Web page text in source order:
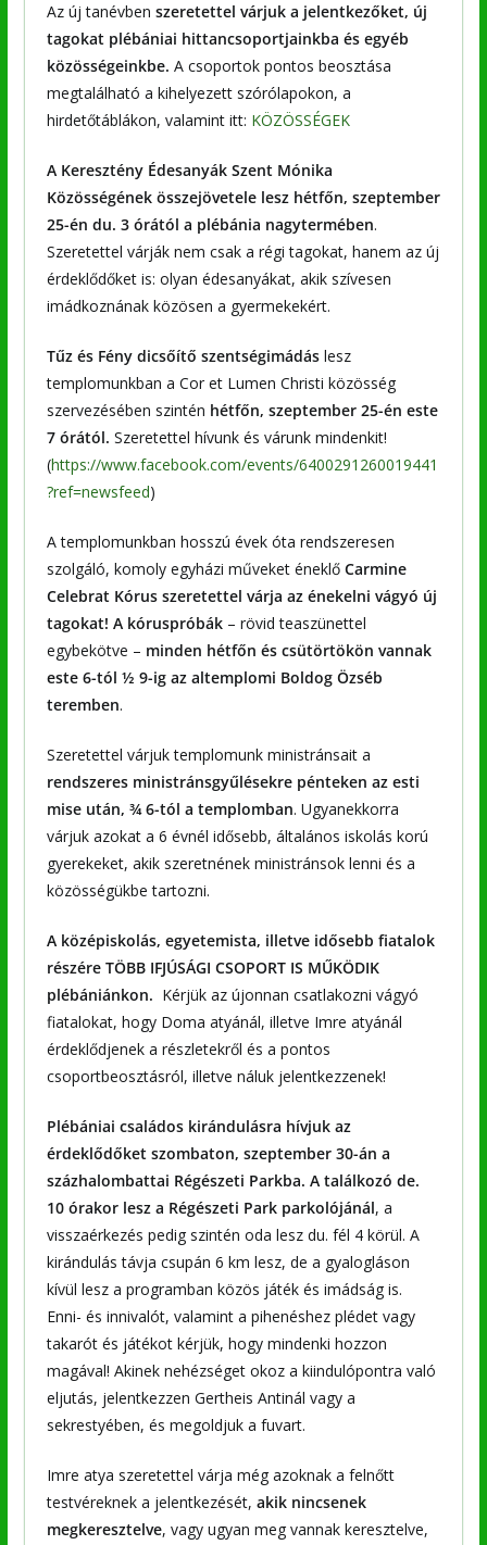
Az új tanévben szeretettel várjuk a jelentkezőket, új
tagokat plébániai hittancsoportjainkba és egyéb
közösségeinkbe. A csoportok pontos beosztása
megtalálható a kihelyezett szórólapokon, a
hirdetőtáblákon, valamint itt: KÖZÖSSÉGEK
A Keresztény Édesanyák Szent Mónika
Közösségének összejövetele lesz hétfőn, szeptember
25-én du. 3 órától a plébánia nagytermében.
Szeretettel várják nem csak a régi tagokat, hanem az új
érdeklődőket is: olyan édesanyákat, akik szívesen
imádkoznának közösen a gyermekekért.
Tűz és Fény dicsőítő szentségimádáslesz
templomunkban a Cor et Lumen Christi közösség
szervezésében szintén hétfőn, szeptember 25-én este
7 órától. Szeretettel hívunk és várunk mindenkit!
(https://www.facebook.com/events/6400291260019441
?ref=newsfeed)
A templomunkban hosszú évek óta rendszeresen
szolgáló, komoly egyházi műveket éneklő Carmine
Celebrat Kórus szeretettel várja az énekelni vágyó új
tagokat! A kóruspróbák – rövid teaszünettel
egybekötve – minden hétfőn és csütörtökön vannak
este 6-tól ½ 9-ig az altemplomi Boldog Özséb
teremben.
Szeretettel várjuk templomunk ministránsait a
rendszeres ministránsgyűlésekre pénteken az esti
mise után, ¾ 6-tól a templomban. Ugyanekkorra
várjuk azokat a 6 évnél idősebb, általános iskolás korú
gyerekeket, akik szeretnének ministránsok lenni és a
közösségükbe tartozni.
A középiskolás, egyetemista, illetve idősebb fiatalok
részére TÖBB IFJÚSÁGI CSOPORT IS MŰKÖDIK
plébániánkon. Kérjük az újonnan csatlakozni vágyó
fiatalokat, hogy Doma atyánál, illetve Imre atyánál
érdeklődjenek a részletekről és a pontos
csoportbeosztásról, illetve náluk jelentkezzenek!
Plébániai családos kirándulásra hívjuk az
érdeklődőket szombaton, szeptember 30-án a
százhalombattai Régészeti Parkba. A találkozó de.
10 órakor lesz a Régészeti Park parkolójánál, a
visszaérkezés pedig szintén oda lesz du. fél 4 körül. A
kirándulás távja csupán 6 km lesz, de a gyalogláson
kívül lesz a programban közös játék és imádság is.
Enni- és innivalót, valamint a pihenéshez plédet vagy
takarót és játékot kérjük, hogy mindenki hozzon
magával! Akinek nehézséget okoz a kiindulópontra való
eljutás, jelentkezzen Gertheis Antinál vagy a
sekrestyében, és megoldjuk a fuvart.
Imre atya szeretettel várja még azoknak a felnőtt
testvéreknek a jelentkezését, akik nincsenek
megkeresztelve, vagy ugyan meg vannak keresztelve,